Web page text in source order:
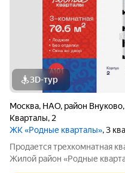
3D-тур
Москва, НАО, район Внуково,
Кварталы, 2
ЖК «Родные кварталы», 3
Продается трехкомнатная
Жилой район «Родные